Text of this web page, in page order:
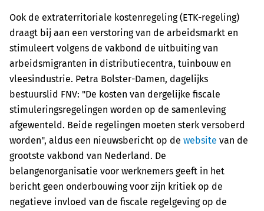
Ook de extraterritoriale kostenregeling (ETK-regeling)
draagt bij aan een verstoring van de arbeidsmarkt en
stimuleert volgens de vakbond de uitbuiting van
arbeidsmigranten in distributiecentra, tuinbouw en
vleesindustrie. Petra Bolster-Damen, dagelijks
bestuurslid FNV: "De kosten van dergelijke fiscale
stimuleringsregelingen worden op de samenleving
afgewenteld. Beide regelingen moeten sterk versoberd
worden", aldus een nieuwsbericht op de website van de
grootste vakbond van Nederland. De
belangenorganisatie voor werknemers geeft in het
bericht geen onderbouwing voor zijn kritiek op de
negatieve invloed van de fiscale regelgeving op de